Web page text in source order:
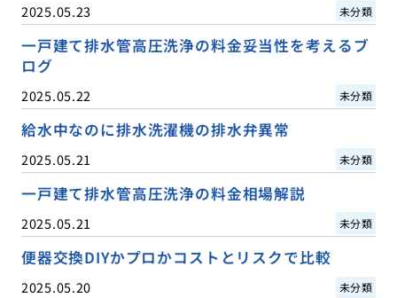
2025.05.23 未分類
一戸建て排水管高圧洗浄の料金妥当性を考えるブ
ログ
2025.05.22 未分類
給水中なのに排水洗濯機の排水弁異常
2025.05.21 未分類
一戸建て排水管高圧洗浄の料金相場解説
2025.05.21 未分類
便器交換DIYかプロかコストとリスクで比較
2025.05.20 未分類